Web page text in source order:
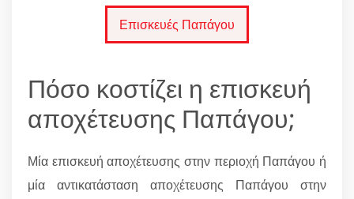
Επισκευές Παπάγου
Πόσο κοστίζει η επισκευή
αποχέτευσης Παπάγου;
Μία επισκευή αποχέτευσης στην περιοχή Παπάγου ή
μία αντικατάσταση αποχέτευσης Παπάγου στην